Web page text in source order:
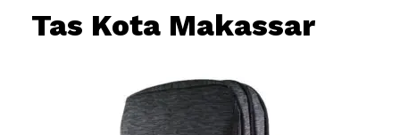
Tas Kota Makassar